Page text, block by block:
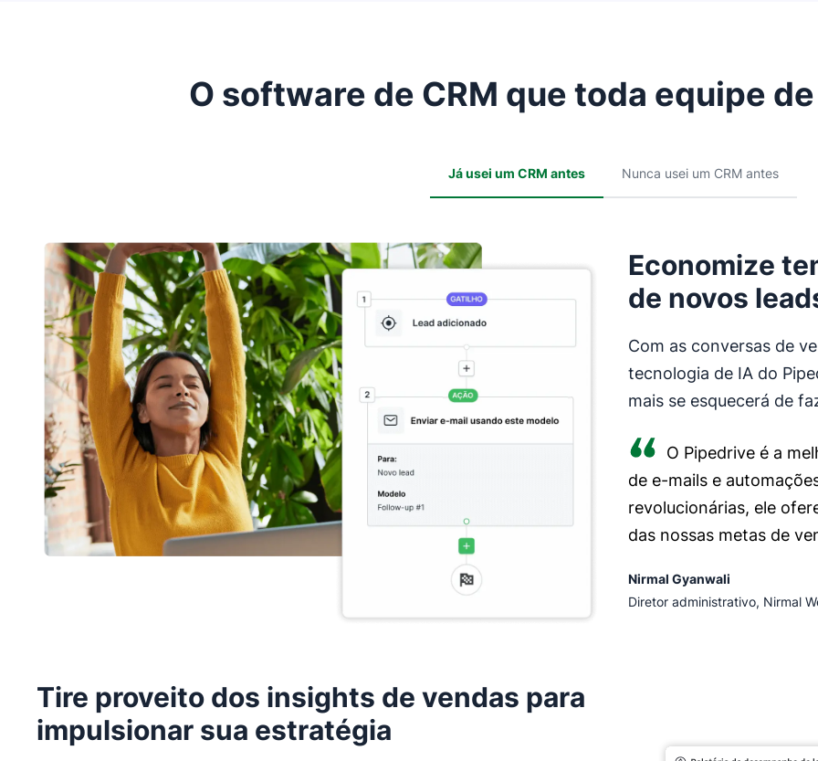
O software de CRM que toda equipe
Já usei um CRM antes Nunca usei um CRM antes
Economize
de novos
Com as conversas de
tecnologia de IA do
mais se esquecerá de
O Pipedrive é a
de e-mails e
revolucionárias, ele
das nossas metas de
Nirmal Gyanwali
Diretor administrativo, Nirmal
Tire proveito dos insights de vendas para
impulsionar sua estratégia